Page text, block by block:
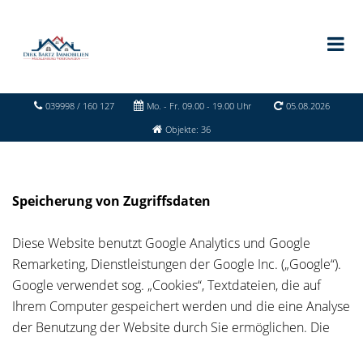
039998 / 160 127 Mo. - Fr. 09.00 - 19.00 Uhr
05.08.2026
Objekte: 36
Speicherung von Zugriffsdaten
Diese Website benutzt Google Analytics und Google
Remarketing, Dienstleistungen der Google Inc. („Google“).
Google verwendet sog. „Cookies“, Textdateien, die auf
Ihrem Computer gespeichert werden und die eine Analyse
der Benutzung der Website durch Sie ermöglichen. Die